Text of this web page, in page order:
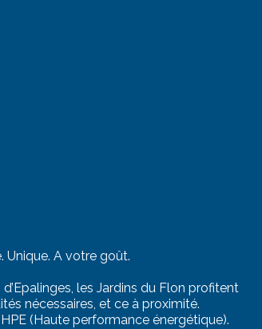
Unique. A votre goût.
les Jardins du Flon profitent
nécessaires, et ce à proximité.
(Haute performance énergétique).